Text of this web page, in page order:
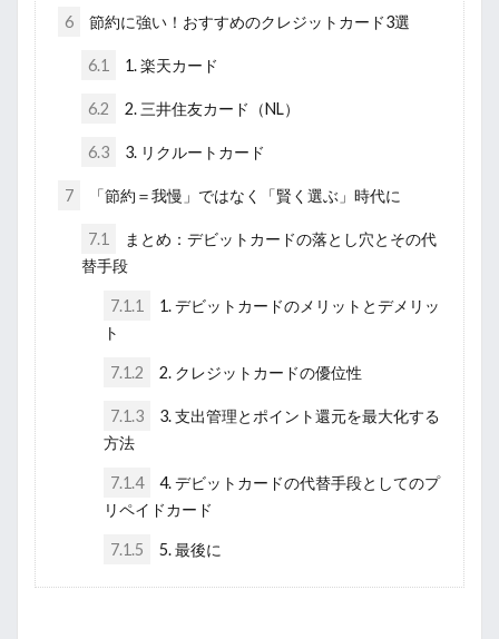
6 節約に強い！おすすめのクレジットカード3選
6.1 1. 楽天カード
6.2 2. 三井住友カード（NL）
6.3 3. リクルートカード
7 「節約＝我慢」ではなく「賢く選ぶ」時代に
7.1
まとめ：デビットカードの落とし穴とその代
替手段
7.1.1
1. デビットカードのメリットとデメリッ
ト
7.1.2 2. クレジットカードの優位性
7.1.3
3. 支出管理とポイント還元を最大化する
方法
7.1.4
4. デビットカードの代替手段としてのプ
リペイドカード
7.1.5 5. 最後に